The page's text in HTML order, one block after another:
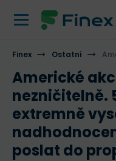
Finex Ostatní
Americké
nezničitelně.
extremně
poslat do